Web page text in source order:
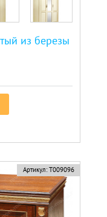
из березы
Артикул: Т009096